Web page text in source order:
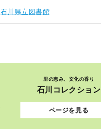
石川県立図書館
里の恵み、文化の香り
石川コレクション
ページを見る